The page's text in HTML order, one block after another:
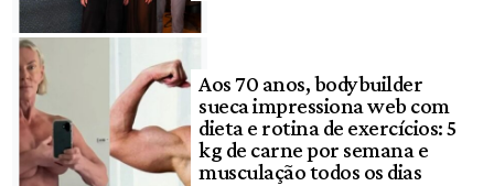
Aos 70 anos, bodybuilder
sueca impressiona web com
dieta e rotina de exercícios: 5
kg de carne por semana e
musculação todos os dias